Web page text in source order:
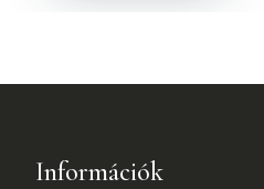
Információk